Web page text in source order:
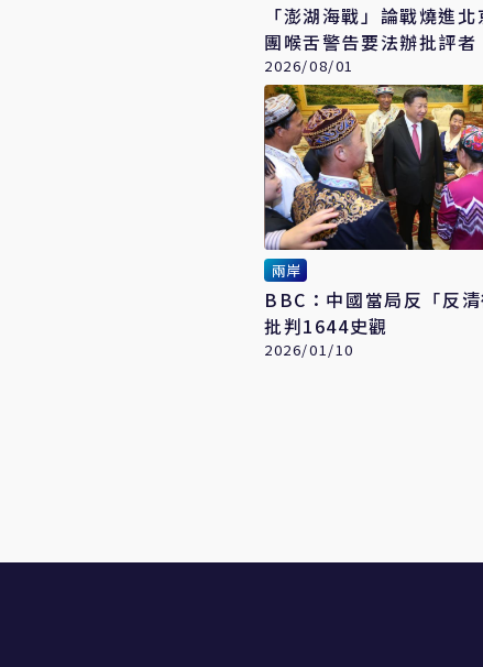
「澎湖海戰」論戰燒進
團喉舌警告要法辦批評者
2026/08/01
兩岸
BBC：中國當局反「反
批判1644史觀
2026/01/10